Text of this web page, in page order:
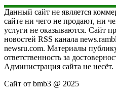
Данный сайт не является
сайте ни чего не продают, ни
услуги не оказываются. Сайт
новостей RSS канала
newsru.com. Материалы
ответственность за
Администрация сайта не несёт.
Сайт от bmb3 @ 2025